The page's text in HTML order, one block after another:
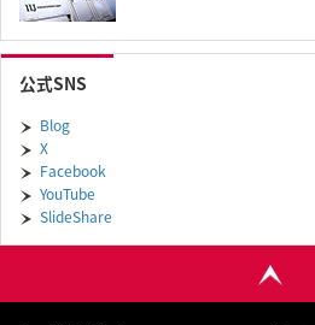
公式SNS
Blog
X
Facebook
YouTube
SlideShare